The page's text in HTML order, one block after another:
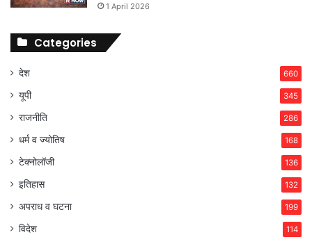
1 April 2026
Categories
देश 660
यूपी 345
राजनीति 286
धर्म व ज्योतिष 168
टेक्नोलॉजी 136
इतिहास 132
अपराध व घटना 199
विदेश 114